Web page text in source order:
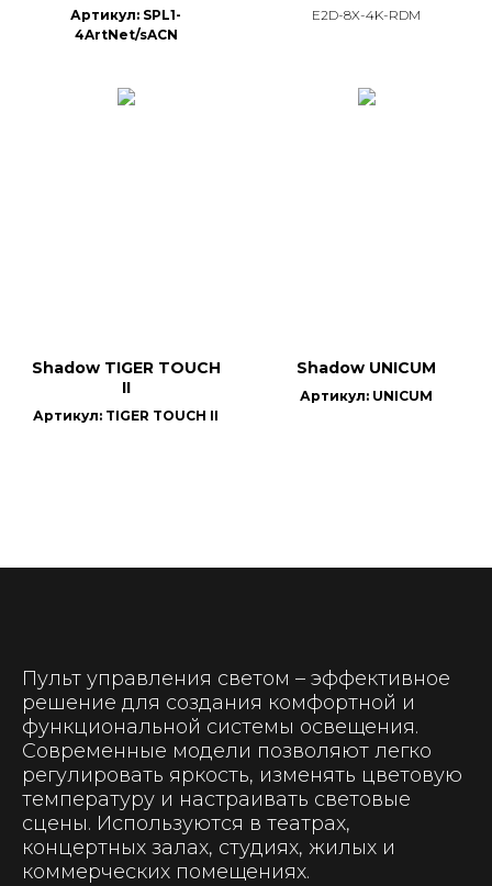
Артикул: SPL1-
4ArtNet/sACN
E2D-8X-4K-RDM
Shadow TIGER TOUCH
II
Артикул: TIGER TOUCH II
Shadow UNICUM
Артикул: UNICUM
Пульт управления светом – эффективное
решение для создания комфортной и
функциональной системы освещения.
Современные модели позволяют легко
регулировать яркость, изменять цветовую
температуру и настраивать световые
сцены. Используются в театрах,
концертных залах, студиях, жилых и
коммерческих помещениях.